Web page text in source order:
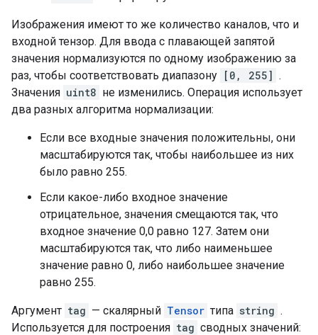
Изображения имеют то же количество каналов, что и
входной тензор. Для ввода с плавающей запятой
значения нормализуются по одному изображению за
раз, чтобы соответствовать диапазону [0, 255] .
Значения uint8 не изменились. Операция использует
два разных алгоритма нормализации:
Если все входные значения положительны, они
масштабируются так, чтобы наибольшее из них
было равно 255.
Если какое-либо входное значение
отрицательное, значения смещаются так, что
входное значение 0,0 равно 127. Затем они
масштабируются так, что либо наименьшее
значение равно 0, либо наибольшее значение
равно 255.
Аргумент tag — скалярный Tensor типа string .
Используется для построения tag сводных значений: